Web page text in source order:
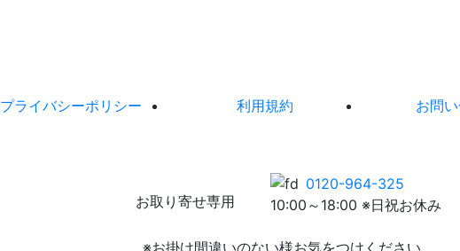
プライバシーポリシー 利用規約 お問
お取り寄せ専用
0120-964-325
10:00～18:00 ※日祝お休み
※お掛け間違いのない様お気をつけください